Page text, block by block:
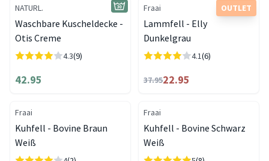
NATURL.
Waschbare Kuscheldecke -
Otis Creme
4.3(9)
42.95
OUTLET
Fraai
Lammfell - Elly
Dunkelgrau
4.1(6)
37.9522.95
Fraai
Kuhfell - Bovine Braun
Weiß
Fraai
Kuhfell - Bovine Schwarz
Weiß